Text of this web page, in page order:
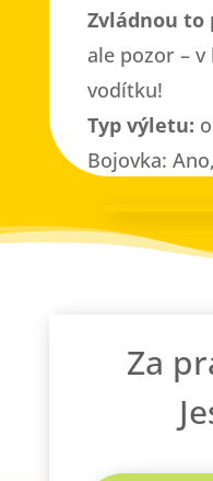
Zvládnou to
ale pozor –
vodítku!
Typ výletu:
Bojovka:
Za